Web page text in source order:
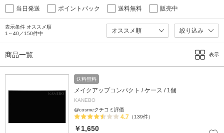
当日発送 ポイントバック 送料無料 販売中
表示条件 オススメ順
1～40／150件中
絞り込み
商品一覧 表示
送料無料
メイクアップコンパクト / ケース / 1個
KANEBO
@cosmeクチコミ評価
4.7 （139件）
￥1,650